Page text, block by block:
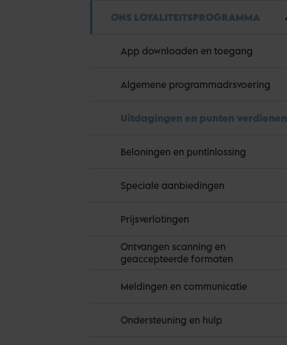
ONS LOYALITEITSPROGRAMMA
App downloaden en toegang
Algemene programmadrsvoering
Uitdagingen en punten verdienen
Beloningen en puntinlossing
Speciale aanbiedingen
Prijsverlotingen
Ontvangen scanning en
geaccepteerde formaten
Meldingen en communicatie
Ondersteuning en hulp